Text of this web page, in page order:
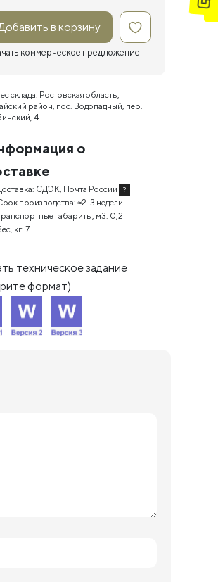
в корзину
коммерческое предложение
склада: Ростовская область,
район, пос. Водопадный, пер.
4
о
СДЭК, Почта России ?
производства: ≈2-3 недели
габариты, м3: 0,2
кг: 7
техническое задание
формат)